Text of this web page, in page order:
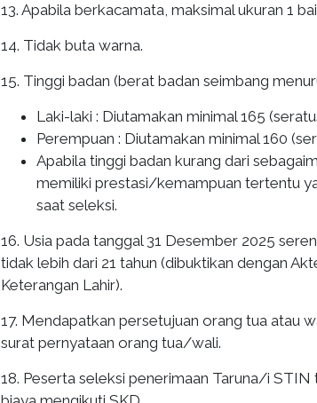
13. Apabila berkacamata, maksimal ukuran 1
14. Tidak buta warna.
15. Tinggi badan (berat badan seimbang
Laki-laki : Diutamakan minimal 165
Perempuan : Diutamakan minimal 160
Apabila tinggi badan kurang dari
memiliki prestasi/kemampuan tertentu
saat seleksi.
16. Usia pada tanggal 31 Desember 2025
tidak lebih dari 21 tahun (dibuktikan dengan
Keterangan Lahir).
17. Mendapatkan persetujuan orang tua atau
surat pernyataan orang tua/wali.
18. Peserta seleksi penerimaan Taruna/i STIN